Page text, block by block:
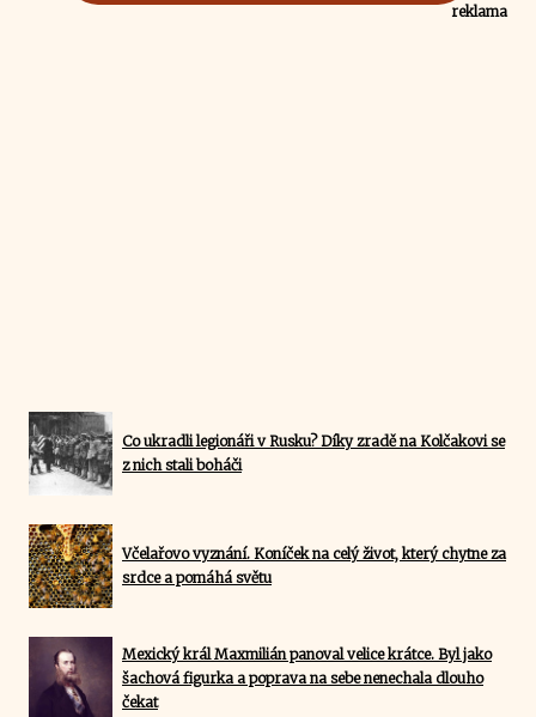
reklama
Co ukradli legionáři v Rusku? Díky zradě na Kolčakovi se
z nich stali boháči
Včelařovo vyznání. Koníček na celý život, který chytne za
srdce a pomáhá světu
Mexický král Maxmilián panoval velice krátce. Byl jako
šachová figurka a poprava na sebe nenechala dlouho
čekat